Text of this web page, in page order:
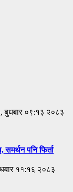
बुधबार ०९:१३ २०८३
समर्थन पनि फिर्ता
११:१६ २०८३